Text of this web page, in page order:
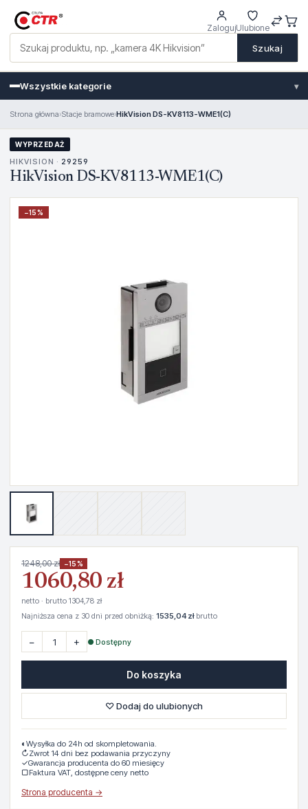
Szukaj
ZalogujUlubione
Wszystkie kategorie ▾
Strona główna›Stacje bramowe›HikVision DS-KV8113-WME1(C)
WYPRZEDAŻ
HIKVISION · 29259
HikVision DS-KV8113-WME1(C)
−15%
1248,00 zł −15%
1060,80 zł
netto · brutto 1304,78 zł
Najniższa cena z 30 dni przed obniżką: 1535,04 złbrutto
− + ● Dostępny
Do koszyka
♡ Dodaj do ulubionych
◐ Wysyłka do 24h od skompletowania.
↻Zwrot 14 dni bez podawania przyczyny
✓Gwarancja producenta do 60 miesięcy
▢Faktura VAT, dostępne ceny netto
Strona producenta →